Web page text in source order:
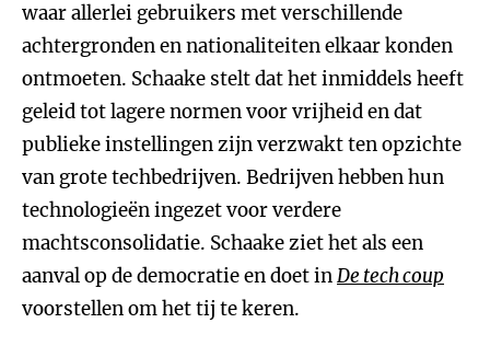
waar allerlei gebruikers met verschillende
achtergronden en nationaliteiten elkaar konden
ontmoeten. Schaake stelt dat het inmiddels heeft
geleid tot lagere normen voor vrijheid en dat
publieke instellingen zijn verzwakt ten opzichte
van grote techbedrijven. Bedrijven hebben hun
technologieën ingezet voor verdere
machtsconsolidatie. Schaake ziet het als een
aanval op de democratie en doet inDe tech coup
voorstellen om het tij te keren.